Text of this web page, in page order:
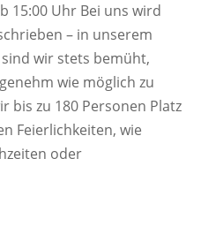
15:00 Uhr Bei uns wird
– in unserem
wir stets bemüht,
wie möglich zu
bis zu 180 Personen Platz
Feierlichkeiten, wie
oder